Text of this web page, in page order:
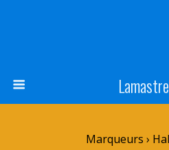
Marqueurs ›